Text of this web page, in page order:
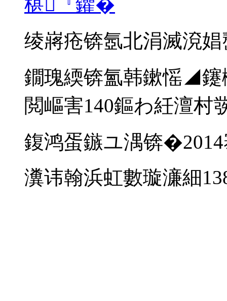
绫嶈疮锛氬北涓滅渷
鐗瑰緛锛氳韩鏉愮◢
閲嶇害140鏂わ紝澶
鍑鸿蛋鏃ユ湡锛
瀵讳翰浜虹數璇濓細